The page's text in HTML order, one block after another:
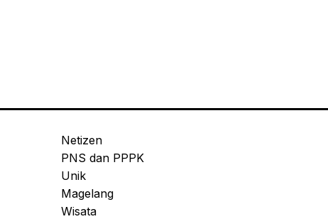
Netizen
PNS dan PPPK
Unik
Magelang
Wisata